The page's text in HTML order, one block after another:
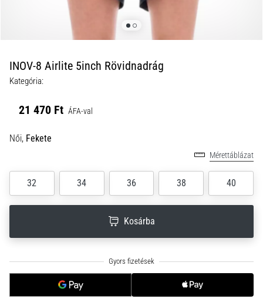
következő
dolgok
nem
•
10 perces olvasási idő
Cross
hogyan
kezdj
neki
INOV-8 Airlite 5inch Rövidnadrág
Kategória:
21 470 Ft ÁFA-val
Női, Fekete
Mérettáblázat
32 34 36 38 40
Kosárba